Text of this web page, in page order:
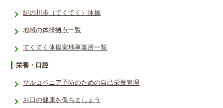
紀の川歩（てくてく）体操
地域の体操拠点一覧
てくてく体操実地事業所一覧
栄養・口腔
サルコペニア予防のための自己栄養管理
お口の健康を保ちましょう